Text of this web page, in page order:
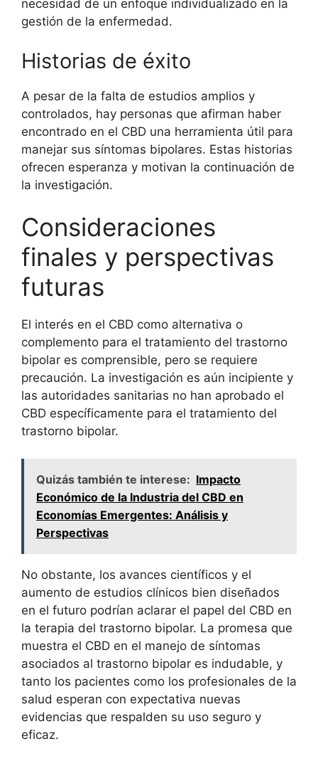
necesidad de un enfoque individualizado en la
gestión de la enfermedad.
Historias de éxito
A pesar de la falta de estudios amplios y
controlados, hay personas que afirman haber
encontrado en el CBD una herramienta útil para
manejar sus síntomas bipolares. Estas historias
ofrecen esperanza y motivan la continuación de
la investigación.
Consideraciones
finales y perspectivas
futuras
El interés en el CBD como alternativa o
complemento para el tratamiento del trastorno
bipolar es comprensible, pero se requiere
precaución. La investigación es aún incipiente y
las autoridades sanitarias no han aprobado el
CBD específicamente para el tratamiento del
trastorno bipolar.
Quizás también te interese: Impacto
Económico de la Industria del CBD en
Economías Emergentes: Análisis y
Perspectivas
No obstante, los avances científicos y el
aumento de estudios clínicos bien diseñados
en el futuro podrían aclarar el papel del CBD en
la terapia del trastorno bipolar. La promesa que
muestra el CBD en el manejo de síntomas
asociados al trastorno bipolar es indudable, y
tanto los pacientes como los profesionales de la
salud esperan con expectativa nuevas
evidencias que respalden su uso seguro y
eficaz.